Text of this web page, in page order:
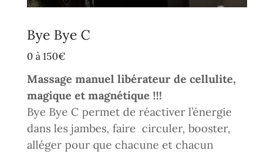
Bye Bye C
0 à 150€
Massage manuel libérateur de cellulite,
magique et magnétique !!!
Bye Bye C permet de réactiver l’énergie
dans les jambes, faire circuler, booster,
alléger pour que chacune et chacun